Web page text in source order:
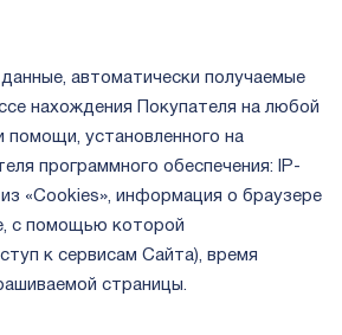
автоматически получаемые
нахождения Покупателя на любой
помощи, установленного на
программного обеспечения: IP-
«Cookies», информация о браузере
с помощью которой
к сервисам Сайта), время
страницы.